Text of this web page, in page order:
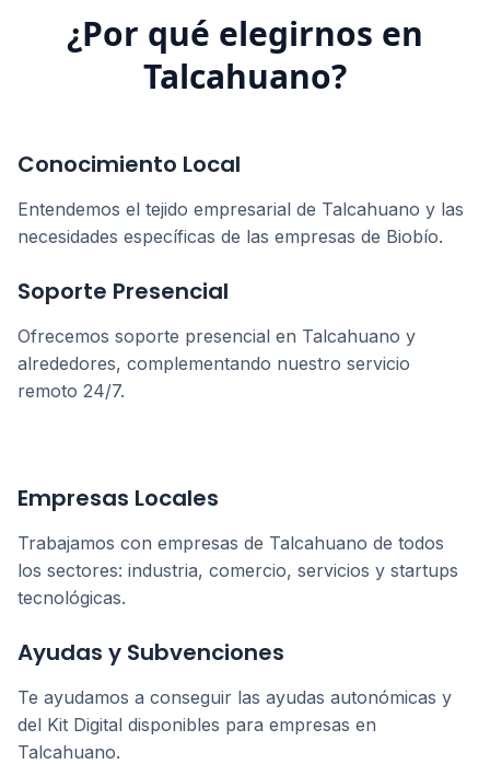
¿Por qué elegirnos en
Talcahuano?
Conocimiento Local
Entendemos el tejido empresarial de Talcahuano y las
necesidades específicas de las empresas de Biobío.
Soporte Presencial
Ofrecemos soporte presencial en Talcahuano y
alrededores, complementando nuestro servicio
remoto 24/7.
Empresas Locales
Trabajamos con empresas de Talcahuano de todos
los sectores: industria, comercio, servicios y startups
tecnológicas.
Ayudas y Subvenciones
Te ayudamos a conseguir las ayudas autonómicas y
del Kit Digital disponibles para empresas en
Talcahuano.